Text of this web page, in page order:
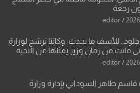
رجعة
editor
للأسف ما يحدث .وكاننا نرشح لوزارة
( الثقافة ) التي ماتت من زمان وزير يمثلها من النخبة
للثقافة العراقية..
editor
قاسم طاهر السوداني بإدارة وزارة